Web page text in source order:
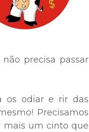
precisa passar
os odiar e rir das
Precisamos
mais um cinto que